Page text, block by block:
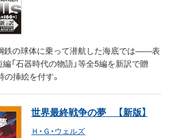
鋼鉄の球体に乗って潜航した海底では――表
「石器時代の物語」等全5編を新訳で贈
挿絵を付す。
世界最終戦争の夢 【新版】
Ｈ・Ｇ・ウェルズ